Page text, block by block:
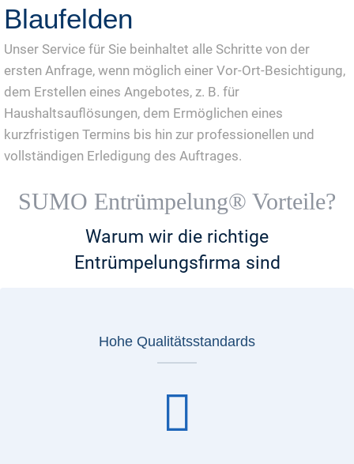
Blaufelden
Unser Service für Sie beinhaltet alle Schritte von der
ersten Anfrage, wenn möglich einer Vor-Ort-Besichtigung,
dem Erstellen eines Angebotes, z. B. für
Haushaltsauflösungen, dem Ermöglichen eines
kurzfristigen Termins bis hin zur professionellen und
vollständigen Erledigung des Auftrages.
SUMO Entrümpelung® Vorteile?
Warum wir die richtige
Entrümpelungsfirma sind
Hohe Qualitätsstandards